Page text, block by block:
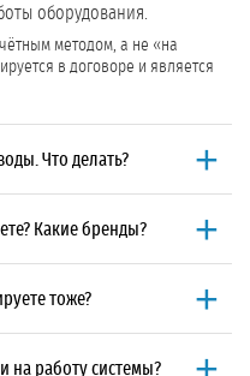
оборудования.
методом, а не «на
в договоре и является
Что делать?
воды в
набор для
с инструкцией;
для расширенного
технологи расшифровывают
Какие бренды?
проверенных
Autotrol;
и ультрафильтрации:Dow,
тоже?
: подбор, поставка,
на работу системы?